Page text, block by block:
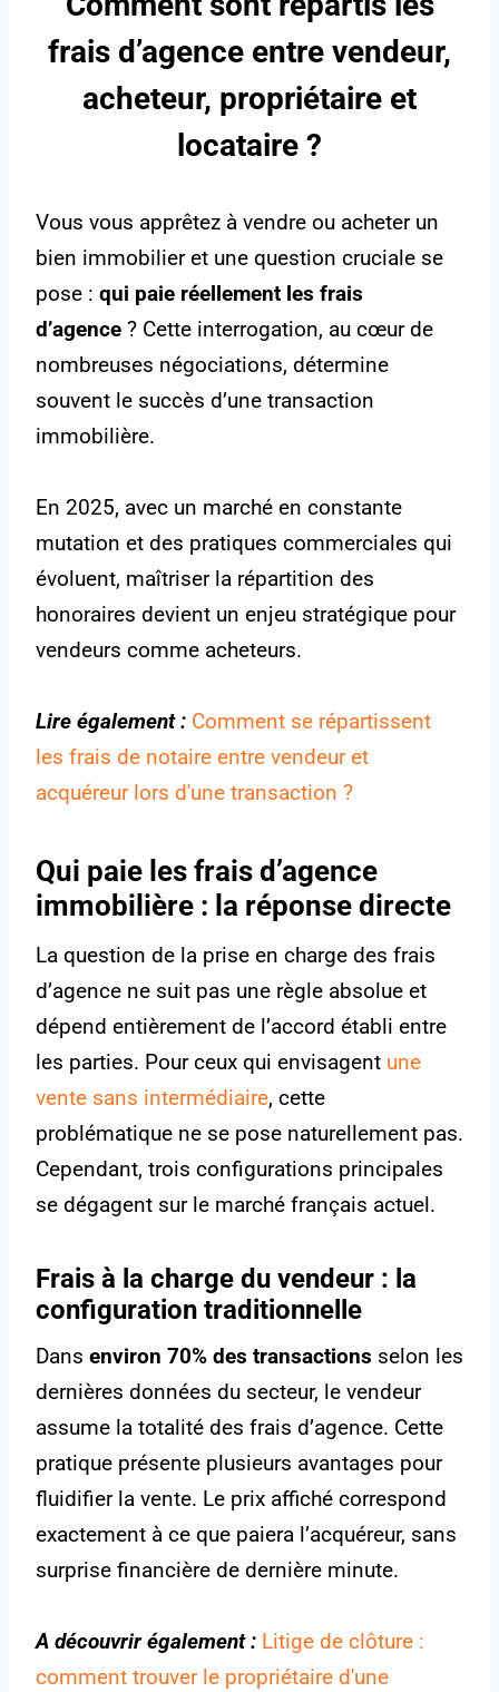
frais d’agence entre vendeur,
acheteur, propriétaire et
locataire ?
Vous vous apprêtez à vendre ou acheter un
bien immobilier et une question cruciale se
pose : qui paie réellement les frais
d’agence ? Cette interrogation, au cœur de
nombreuses négociations, détermine
souvent le succès d’une transaction
immobilière.
En 2025, avec un marché en constante
mutation et des pratiques commerciales qui
évoluent, maîtriser la répartition des
honoraires devient un enjeu stratégique pour
vendeurs comme acheteurs.
Lire également : Comment se répartissent
les frais de notaire entre vendeur et
acquéreur lors d'une transaction ?
Qui paie les frais d’agence
immobilière : la réponse directe
La question de la prise en charge des frais
d’agence ne suit pas une règle absolue et
dépend entièrement de l’accord établi entre
les parties. Pour ceux qui envisagent une
vente sans intermédiaire, cette
problématique ne se pose naturellement pas.
Cependant, trois configurations principales
se dégagent sur le marché français actuel.
Frais à la charge du vendeur : la
configuration traditionnelle
Dans environ 70% des transactions selon les
dernières données du secteur, le vendeur
assume la totalité des frais d’agence. Cette
pratique présente plusieurs avantages pour
fluidifier la vente. Le prix affiché correspond
exactement à ce que paiera l’acquéreur, sans
surprise financière de dernière minute.
A découvrir également : Litige de clôture :
comment trouver le propriétaire d'une